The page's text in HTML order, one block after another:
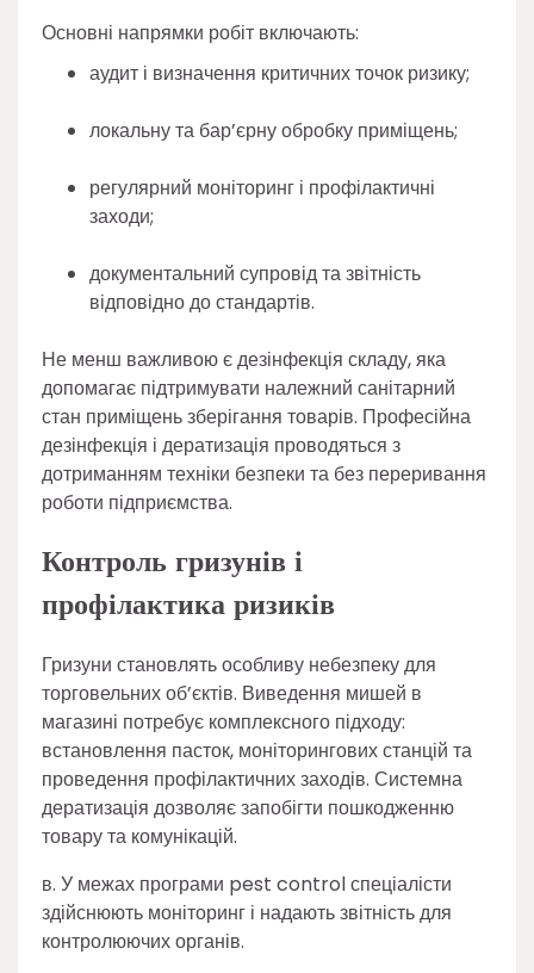
Основні напрямки робіт включають:
аудит і визначення критичних точок ризику;
локальну та бар’єрну обробку приміщень;
регулярний моніторинг і профілактичні
заходи;
документальний супровід та звітність
відповідно до стандартів.
Не менш важливою є дезінфекція складу, яка
допомагає підтримувати належний санітарний
стан приміщень зберігання товарів. Професійна
дезінфекція і дератизація проводяться з
дотриманням техніки безпеки та без переривання
роботи підприємства.
Контроль гризунів і
профілактика ризиків
Гризуни становлять особливу небезпеку для
торговельних об’єктів. Виведення мишей в
магазині потребує комплексного підходу:
встановлення пасток, моніторингових станцій та
проведення профілактичних заходів. Системна
дератизація дозволяє запобігти пошкодженню
товару та комунікацій.
в. У межах програми pest control спеціалісти
здійснюють моніторинг і надають звітність для
контролюючих органів.